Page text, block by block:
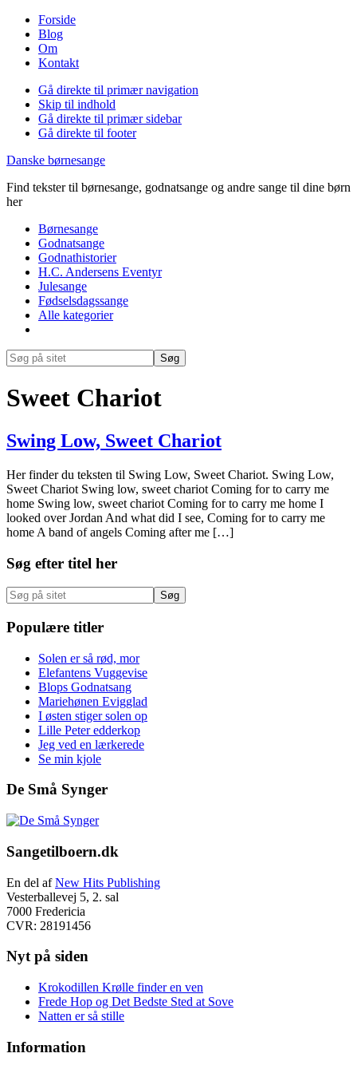
Forside
Blog
Om
Kontakt
Gå direkte til primær navigation
Skip til indhold
Gå direkte til primær sidebar
Gå direkte til footer
Danske børnesange
Find tekster til børnesange, godnatsange og andre sange til dine børn
her
Børnesange
Godnatsange
Godnathistorier
H.C. Andersens Eventyr
Julesange
Fødselsdagssange
Alle kategorier
Søg
på
Search
Sweet Chariot
Swing Low, Sweet Chariot
Her finder du teksten til Swing Low, Sweet Chariot. Swing Low,
Sweet Chariot Swing low, sweet chariot Coming for to carry me
home Swing low, sweet chariot Coming for to carry me home I
looked over Jordan And what did I see, Coming for to carry me
home A band of angels Coming after me […]
Primær
Sidebar
Søg efter titel her
Søg
på
sitet
Populære titler
Solen er så rød, mor
Elefantens Vuggevise
Blops Godnatsang
Mariehønen Evigglad
I østen stiger solen op
Lille Peter edderkop
Jeg ved en lærkerede
Se min kjole
De Små Synger
Footer
Sangetilboern.dk
En del afNew Hits Publishing
Vesterballevej 5, 2. sal
7000 Fredericia
CVR: 28191456
Nyt på siden
Krokodillen Krølle finder en ven
Frede Hop og Det Bedste Sted at Sove
Natten er så stille
Information